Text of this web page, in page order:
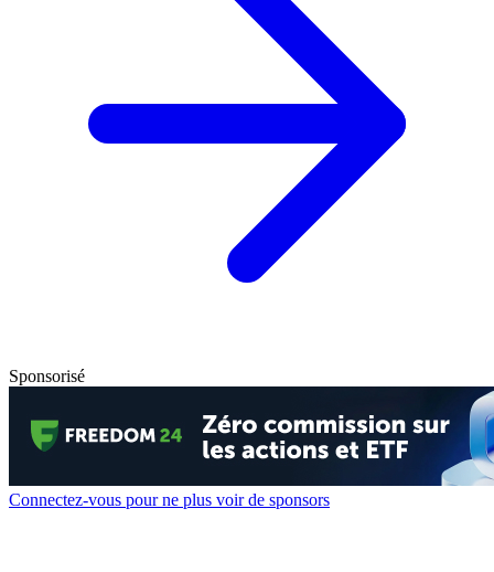
Sponsorisé
Connectez-vous pour ne plus voir de sponsors